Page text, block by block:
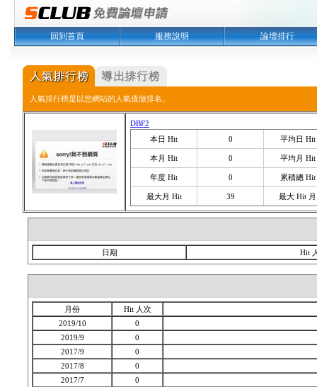
回到首頁 服務說明 論壇排行
人氣排行榜是以您網站的人氣值做排名。
DBF2
本日 Hit
0 平均日 Hit
本月 Hit 0 平均月 Hit
年度 Hit 0 累積總 Hit
最大月 Hit 39 最大 Hit 月
日期 Hit
月份
Hit 人次
2019/10
0
2019/9
0
2017/9
0
2017/8
0
2017/7
0